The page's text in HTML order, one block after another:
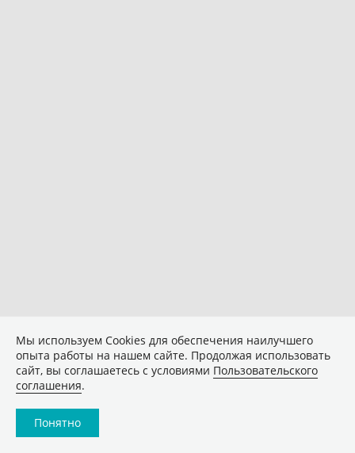
Мы используем Сookies для обеспечения наилучшего
опыта работы на нашем сайте. Продолжая использовать
сайт, вы соглашаетесь с условиями Пользовательского
соглашения.
Понятно